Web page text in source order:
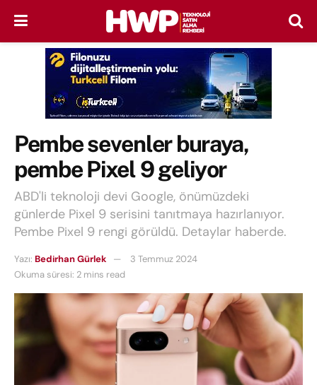
Pembe sevenler buraya,
pembe Pixel 9 geliyor
ABD'li teknoloji devi Google, önümüzdeki
günlerde Pixel 9 serisini tanıtmaya hazırlanıyor.
Pembe Pixel 9 rengi görüldü. Detaylar haberde.
Yazı: Bedirhan Gürlek
3 Temmuz 2024
Okuma süresi: 2 mins read